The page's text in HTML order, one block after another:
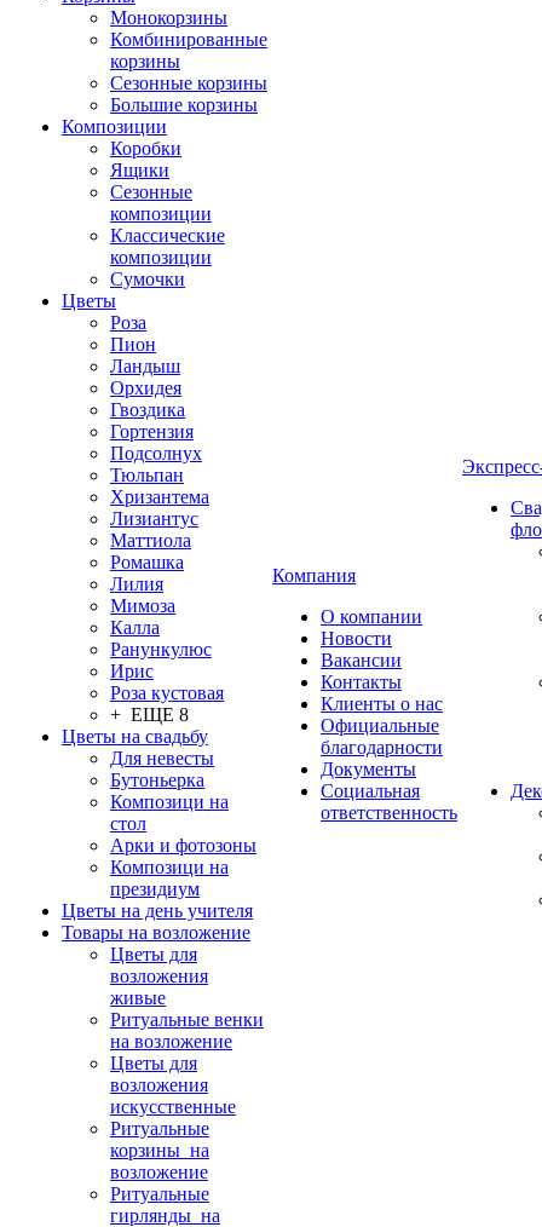
Монокорзины
Комбинированные
корзины
Сезонные корзины
Большие корзины
Композиции
Коробки
Ящики
Сезонные
композиции
Классические
композиции
Сумочки
Цветы
Роза
Пион
Ландыш
Орхидея
Гвоздика
Гортензия
Подсолнух
Тюльпан
Хризантема
Лизиантус
Маттиола
Ромашка
Лилия
Мимоза
Калла
Ранункулюс
Ирис
Роза кустовая
+ ЕЩЕ 8
Цветы на свадьбу
Для невесты
Бутоньерка
Композици на
стол
Арки и фотозоны
Композици на
президиум
Цветы на день учителя
Товары на возложение
Цветы для
возложения
живые
Ритуальные венки
на возложение
Цветы для
возложения
искусственные
Ритуальные
корзины на
возложение
Ритуальные
гирлянды на
Компания
О компании
Новости
Вакансии
Контакты
Клиенты о нас
Официальные
благодарности
Документы
Социальная
ответственность